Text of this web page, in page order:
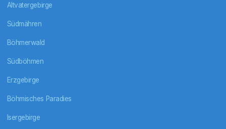
Altvatergebirge
Südmähren
Böhmerwald
Südböhmen
Erzgebirge
Böhmisches Paradies
Isergebirge